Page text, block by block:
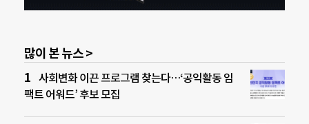
많이 본 뉴스 >
사회변화 이끈 프로그램 찾는다…‘공익활동 임
팩트 어워드’ 후보 모집